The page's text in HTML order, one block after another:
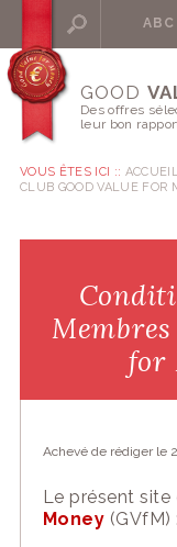
ABC
GOOD
Des offres
leur bon
VOUS ÊTES ICI ::
CLUB GOOD VALUE FOR
for
Achevé de rédiger le
Le présentsite
Money (GVfM) :